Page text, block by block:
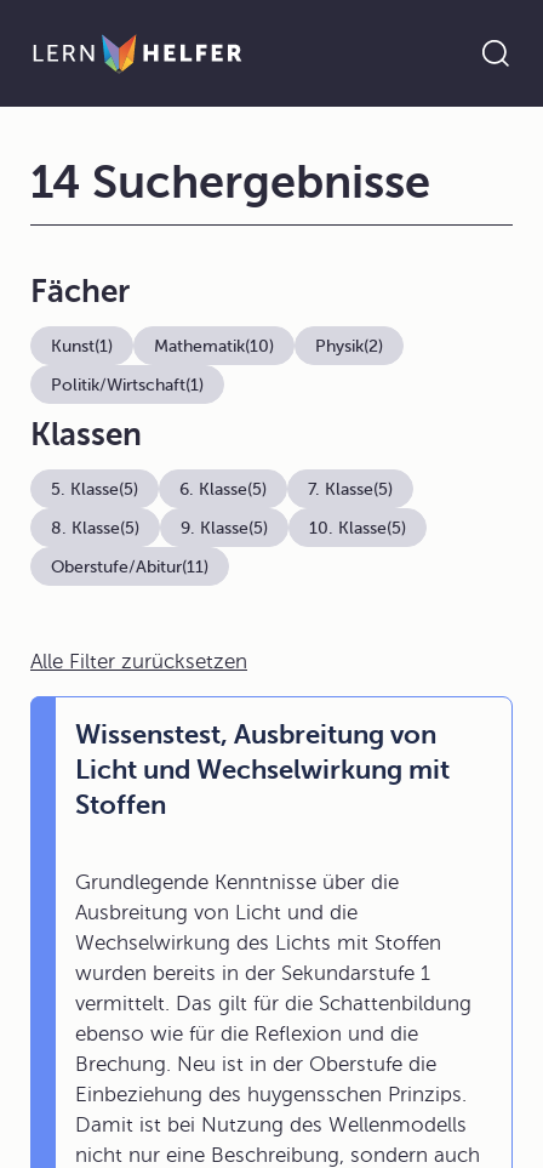
Alle Filter zurücksetzen
Wissenstest, Ausbreitung von
Licht und Wechselwirkung mit
Stoffen
Grundlegende Kenntnisse über die
Ausbreitung von Licht und die
Wechselwirkung des Lichts mit Stoffen
wurden bereits in der Sekundarstufe 1
vermittelt. Das gilt für die Schattenbildung
ebenso wie für die Reflexion und die
Brechung. Neu ist in der Oberstufe die
Einbeziehung des huygensschen Prinzips.
Damit ist bei Nutzung des Wellenmodells
nicht nur eine Beschreibung, sondern auch
14 Suchergebnisse
Fächer
Kunst(1) Mathematik(10) Physik(2)
Politik/Wirtschaft(1)
Klassen
5. Klasse(5) 6. Klasse(5) 7. Klasse(5)
8. Klasse(5) 9. Klasse(5) 10. Klasse(5)
Oberstufe/Abitur(11)